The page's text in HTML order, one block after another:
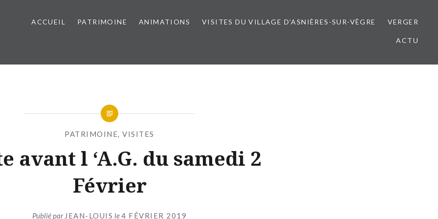
ACCUEIL PATRIMOINE ANIMATIONS VISITES DU VILLAGE D’ASNIÈRES-SUR-VÈGRE VERGER
ACTU
PATRIMOINE,VISITES
avant l ‘A.G. du samedi 2
Février
Publié par JEAN-LOUIS le4 FÉVRIER 2019